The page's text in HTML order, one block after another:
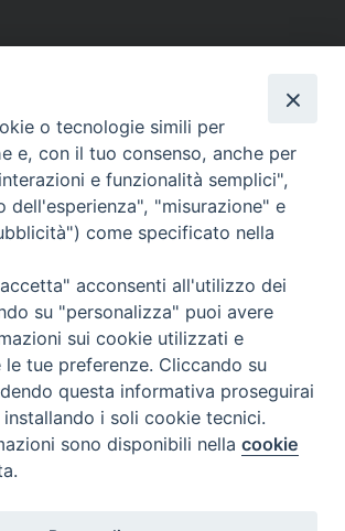
F
a
c
e
b
o
o
k
P
i
n
t
e
r
e
s
t
L
i
n
k
e
d
I
n
X
T
h
r
e
a
d
s
W
h
a
t
s
A
p
p
e
l
e
g
r
a
m
studio
bilancio
Vasilij Grossman. La forza
dell’umano nell’uomo”: XIX
mostra diocesana a Termoli –
FOTO e VIDEO
o tecnologie simili per
e, con il tuo consenso, anche per
e funzionalità semplici",
dell'esperienza", "misurazione" e
come specificato nella
acconsenti all'utilizzo dei
su "personalizza" puoi avere
sui cookie utilizzati e
le tue preferenze. Cliccando su
questa informativa proseguirai
i soli cookie tecnici.
sono disponibili nellacookie